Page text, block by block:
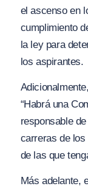
el ascenso en
cumplimiento
la ley para
los aspirantes.
“Habrá una
responsable
carreras de
de las que
Más adelante,